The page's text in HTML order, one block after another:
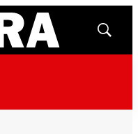
Mostrar